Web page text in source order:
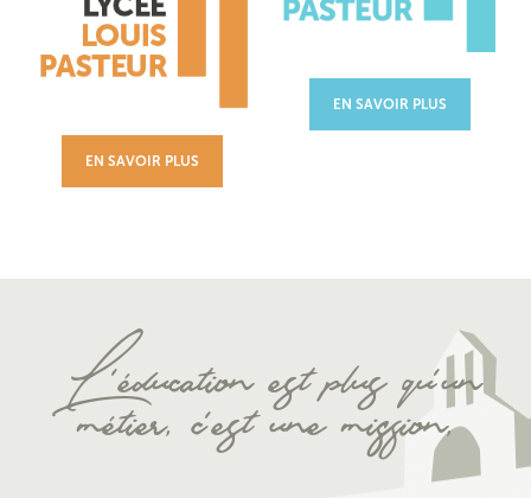
EN SAVOIR PLUS
EN SAVOIR PLUS
L ’éducation est plus qu’un
métier, c’est une mission,